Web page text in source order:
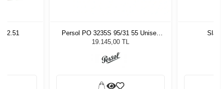
02.51
Persol PO 3235S 95/31 55 Unisex
Güneş Gözlüğü
19.145,00 TL